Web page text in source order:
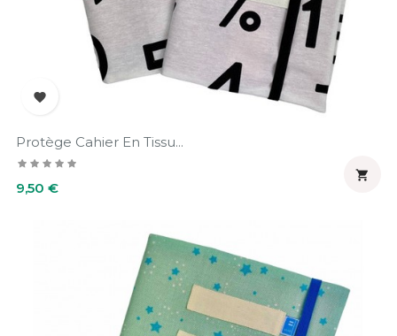

Protège Cahier En Tissu...
Prix
9,50 €
